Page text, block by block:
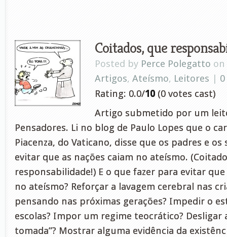
Coitados, que
Posted by Perce Polegatto on
Artigos, Ateísmo, Leitores |
Rating: 0.0/10 (0 votes cast)
Artigo submetido por um
Pensadores. Li no blog de Paulo Lopes que o
Piacenza, do Vaticano, disse que os padres e
evitar que as nações caiam no ateísmo.
responsabilidade!) E o que fazer para evitar que
no ateísmo? Reforçar a lavagem cerebral nas
pensando nas próximas gerações? Impedir o
escolas? Impor um regime teocrático? Desligar
tomada”? Mostrar alguma evidência da